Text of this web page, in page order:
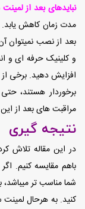
نبایدهای بعد از
مدت زمان کاهش
بعد از نصب نمیتوان
و کلینیک حرفه ای و
افزایش دهید. برخی از
مراقبت های بعد از
نتیجه گیری
در این مقاله تلاش
باهم مقایسه کنیم.
شما مناسب تر
کنید. به هرحال